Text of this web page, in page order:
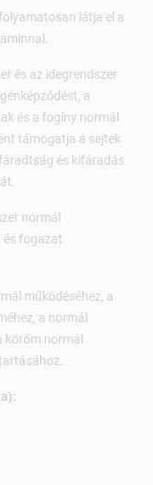
látja el a
és az idegrendszer
a
és a fogíny normál
támogatja a sejtek
és kifáradás
normál
és fogazat
működéséhez, a
a normál
köröm normál